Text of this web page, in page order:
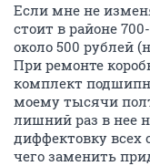
Если мне не
стоит в районе
около 500 рублей
При ремонте
комплект
моему тысячи
лишний раз в нее
диффектовку всех
чего заменить